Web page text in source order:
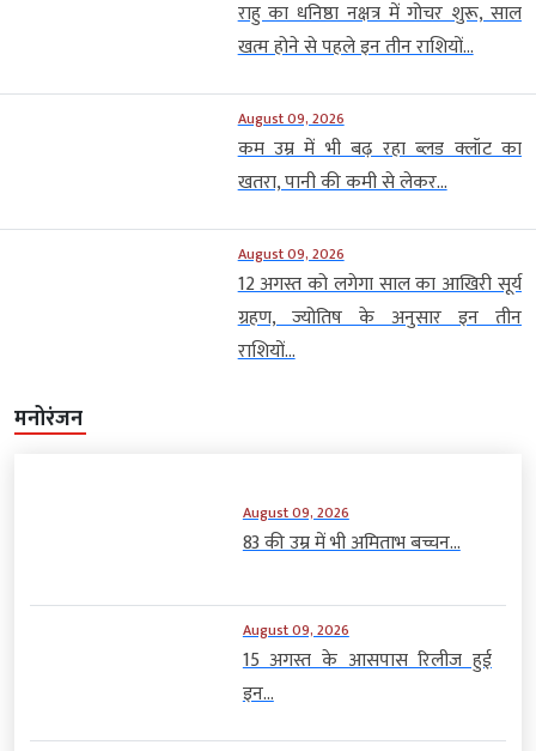
राहु का धनिष्ठा नक्षत्र में गोचर शुरू, साल
खत्म होने से पहले इन तीन राशियों...
August 09, 2026
कम उम्र में भी बढ़ रहा ब्लड क्लॉट का
खतरा, पानी की कमी से लेकर...
August 09, 2026
12 अगस्त को लगेगा साल का आखिरी सूर्य
ग्रहण, ज्योतिष के अनुसार इन तीन
राशियों...
मनोरंजन
August 09, 2026
83 की उम्र में भी अमिताभ बच्चन...
August 09, 2026
15 अगस्त के आसपास रिलीज हुई
इन...